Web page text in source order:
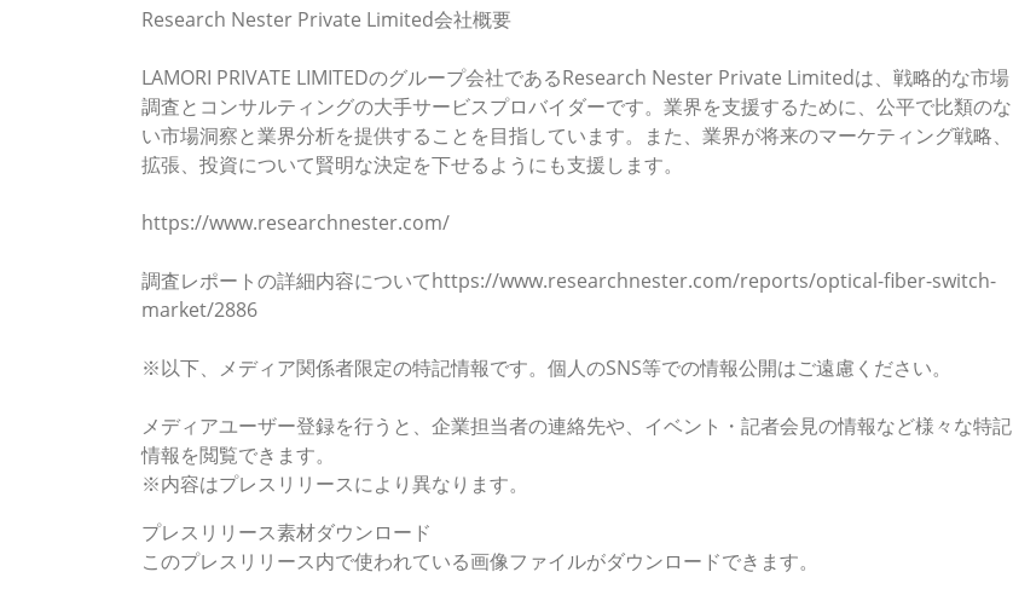
Research Nester Private Limited会社概要
LAMORI PRIVATE LIMITEDのグループ会社であるResearch Nester Private Limitedは、戦略的な市場
調査とコンサルティングの大手サービスプロバイダーです。業界を支援するために、公平で比類のな
い市場洞察と業界分析を提供することを目指しています。また、業界が将来のマーケティング戦略、
拡張、投資について賢明な決定を下せるようにも支援します。
https://www.researchnester.com/
調査レポートの詳細内容についてhttps://www.researchnester.com/reports/optical-fiber-switch-
market/2886
※以下、メディア関係者限定の特記情報です。個人のSNS等での情報公開はご遠慮ください。
メディアユーザー登録を行うと、企業担当者の連絡先や、イベント・記者会見の情報など様々な特記
情報を閲覧できます。
※内容はプレスリリースにより異なります。
プレスリリース素材ダウンロード
このプレスリリース内で使われている画像ファイルがダウンロードできます。